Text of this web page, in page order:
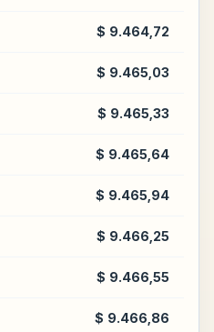
$ 9.464,72
$ 9.465,03
$ 9.465,33
$ 9.465,64
$ 9.465,94
$ 9.466,25
$ 9.466,55
$ 9.466,86